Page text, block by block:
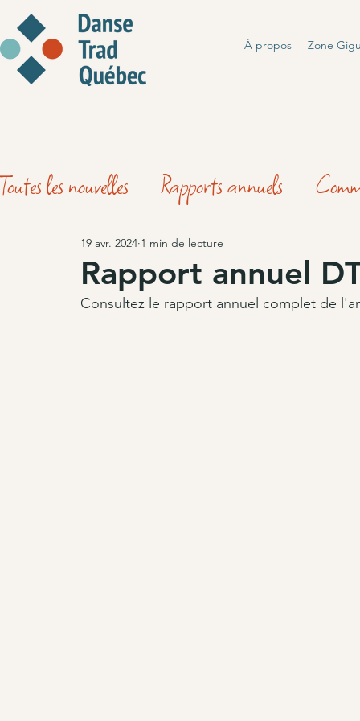
À propos Zone
Toutes les nouvelles Rapports annuels
Rapport annuel
19 avr. 2024 1 min de lecture
Consultez le rapport annuel complet de